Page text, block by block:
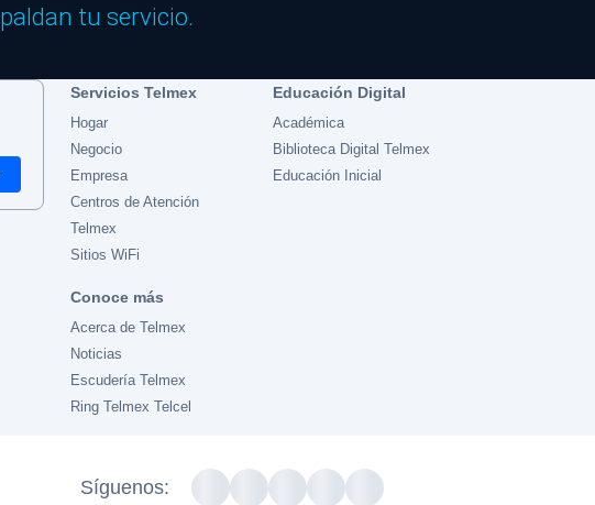
tu servicio.
Servicios Telmex
Hogar
Negocio
Empresa
Centros de Atención
Telmex
Sitios WiFi
Educación Digital
Académica
Biblioteca Digital Telmex
Educación Inicial
Conoce más
Acerca de Telmex
Noticias
Escudería Telmex
Ring Telmex Telcel
Síguenos: